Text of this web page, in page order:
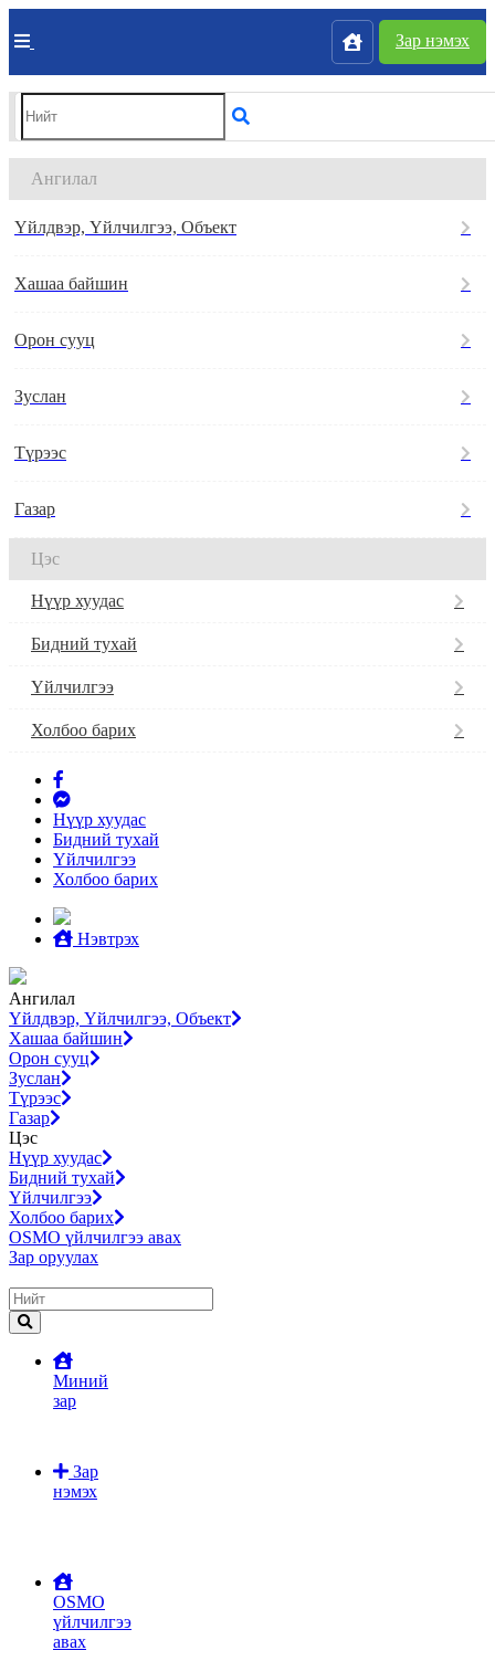
Зар нэмэх
Ангилал
Үйлдвэр, Үйлчилгээ, Объект
Хашаа байшин
Орон сууц
Зуслан
Түрээс
Газар
Цэс
Нүүр хуудас
Бидний тухай
Үйлчилгээ
Холбоо барих
Нүүр хуудас
Бидний тухай
Үйлчилгээ
Холбоо барих
Нэвтрэх
Ангилал
Үйлдвэр, Үйлчилгээ, Объект
Хашаа байшин
Орон сууц
Зуслан
Түрээс
Газар
Цэс
Нүүр хуудас
Бидний тухай
Үйлчилгээ
Холбоо барих
OSMO үйлчилгээ авах
Зар оруулах
Миний
зар
Зар
нэмэх
OSMO
үйлчилгээ
авах